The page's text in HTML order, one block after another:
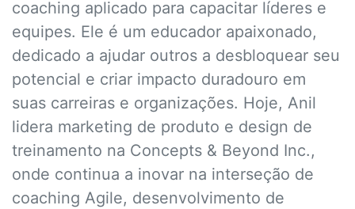
coaching aplicado para capacitar líderes e
equipes. Ele é um educador apaixonado,
dedicado a ajudar outros a desbloquear seu
potencial e criar impacto duradouro em
suas carreiras e organizações. Hoje, Anil
lidera marketing de produto e design de
treinamento na Concepts & Beyond Inc.,
onde continua a inovar na interseção de
coaching Agile, desenvolvimento de